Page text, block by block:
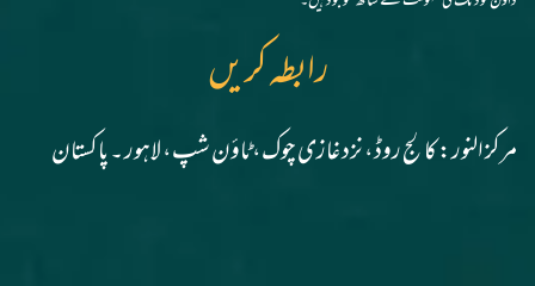
رابطہ کریں
مرکز النور: کالج روڈ، نزد غازی چوک، ٹاؤن شپ، لاہور ۔ پاکستان